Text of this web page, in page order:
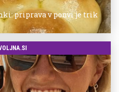
priprava v ponvi je trik